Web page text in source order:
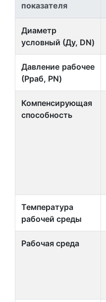
показателя
Диаметр
условный (Ду, DN)
Давление рабочее
(Рраб, PN)
Компенсирующая
способность
Температура
рабочей среды
Рабочая среда